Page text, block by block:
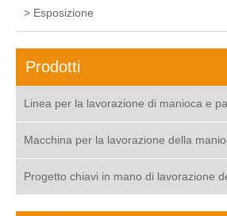
> Esposizione
Prodotti
Linea per la lavorazione di manioca e
Macchina per la lavorazione della
Progetto chiavi in mano di lavorazione